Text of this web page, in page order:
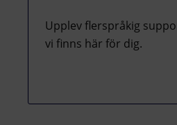
Upplev flerspråkig
vi finns här för dig.